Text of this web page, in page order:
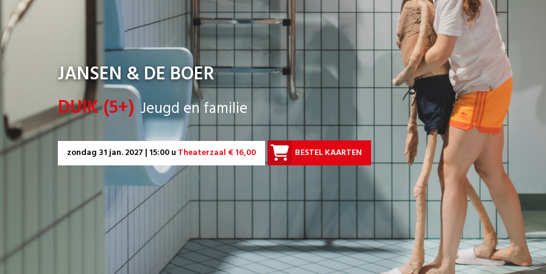
JANSEN & DE BOER
DUIK (5+) Jeugd en familie
zondag 31 jan. 2027 | 15:00 u Theaterzaal € 16,00 BESTEL KAARTEN